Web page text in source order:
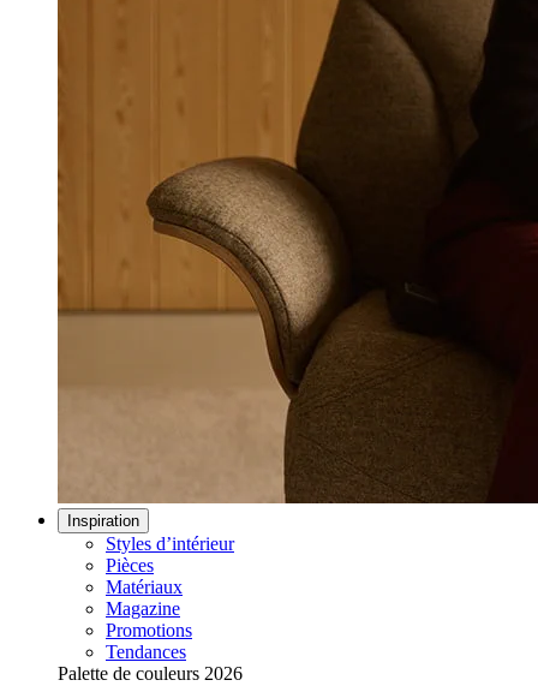
Inspiration
Styles d’intérieur
Pièces
Matériaux
Magazine
Promotions
Tendances
Palette de couleurs 2026